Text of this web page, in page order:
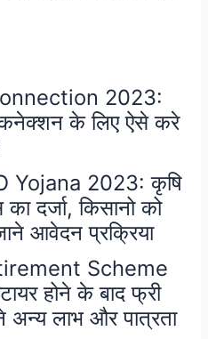
2023:
के लिए ऐसे करे
Yojana 2023: कृषि
दर्जा, किसानो को
आवेदन प्रक्रिया
Scheme
होने के बाद फ्री
अन्य लाभ और पात्रता